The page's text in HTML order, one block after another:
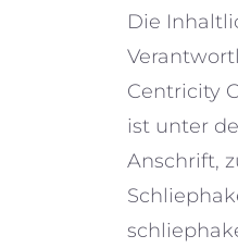
Die
Centricity
ist unter
Anschrift,